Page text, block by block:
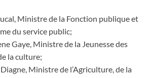
Ministre de la Fonction publique et
du service public;
Gaye, Ministre de la Jeunesse des
la culture;
Ministre de l’Agriculture, de la